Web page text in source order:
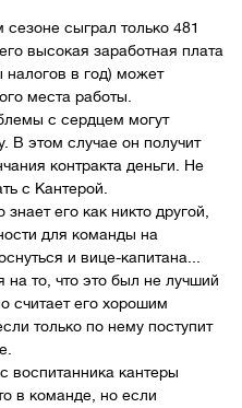
сезоне сыграл только 481
высокая заработная плата
налогов в год) может
места работы.
с сердцем могут
В этом случае он получит
контракта деньги. Не
с Кантерой.
знает его как никто другой,
для команды на
и вице-капитана...
на то, что это был не лучший
считает его хорошим
только по нему поступит
воспитанника кантеры
в команде, но если